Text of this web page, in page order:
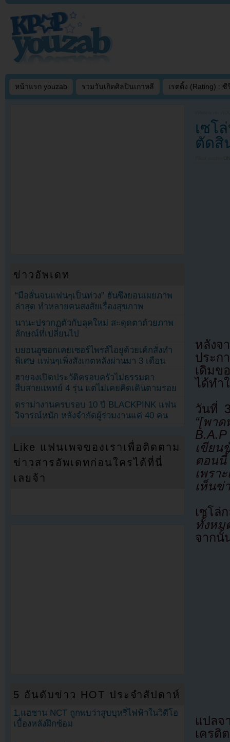
หน้าแรก youzab รวมวันเกิดศิลปินเกาหลี เรตติ้ง (Rating) : ซี
เซโ
ตัดสิ
หลังจ
ประก
เดิมข
ได้ทำ
วันที่
“[พา
เขียน
ตอนนี้
เพรา
เห็นข่
เซโล่
ทั้งหม
จากนั้
แปลจ
เครดิ
ข่าวอัพเดท
“มือสั่นจนแฟนๆเป็นห่วง” ฮันซึงยอนเผยภาพ
ล่าสุด ทำหลายคนสงสัยเรื่องสุขภาพ
นานะปรากฏตัวกับลุคใหม่ สะดุดตาด้วยภาพ
ลักษณ์ที่เปลี่ยนไป
บยอนอูซอกเคยเซอร์ไพรส์ไอยูด้วยเค้กสั่งทำ
พิเศษ แฟนๆเพิ่งสังเกตหลังผ่านมา 3 เดือน
ฮายองเปิดประวัติครอบครัวไม่ธรรมดา
สืบสายแพทย์ 4 รุ่น แต่ไม่เคยคิดเดินตามรอย
ดราม่างานครบรอบ 10 ปี BLACKPINK แฟน
วิจารณ์หนัก หลังจำกัดผู้ร่วมงานแค่ 40 คน
Like แฟนเพจของเราเพื่อติดตาม
ข่าวสารอัพเดทก่อนใครได้ที่นี่
เลยจ้า
5 อันดับข่าว HOT ประจำสัปดาห์
1.แฮชาน NCT ถูกพบว่าสูบบุหรี่ไฟฟ้าในวิดีโอ
เบื้องหลังฝึกซ้อม